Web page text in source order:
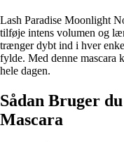
Lash Paradise Moonlight
tilføje intens volumen og
trænger dybt ind i hver
fylde. Med denne mascara
hele dagen.
Sådan Bruger
Mascara